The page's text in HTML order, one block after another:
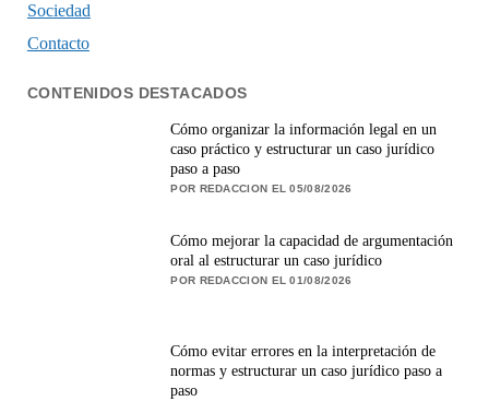
Sociedad
Contacto
CONTENIDOS DESTACADOS
Cómo organizar la información legal en un
caso práctico y estructurar un caso jurídico
paso a paso
POR REDACCION EL 05/08/2026
Cómo mejorar la capacidad de argumentación
oral al estructurar un caso jurídico
POR REDACCION EL 01/08/2026
Cómo evitar errores en la interpretación de
normas y estructurar un caso jurídico paso a
paso